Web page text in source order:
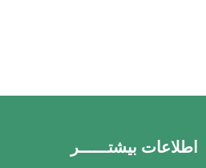
اطلاعات بیشتــــــر